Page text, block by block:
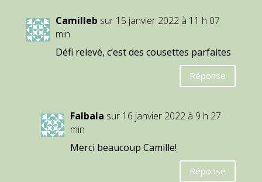
Camilleb sur 15 janvier 2022 à 11 h 07
min
Défi relevé, c’est des cousettes parfaites
Réponse
Falbala sur 16 janvier 2022 à 9 h 27
min
Merci beaucoup Camille!
Réponse